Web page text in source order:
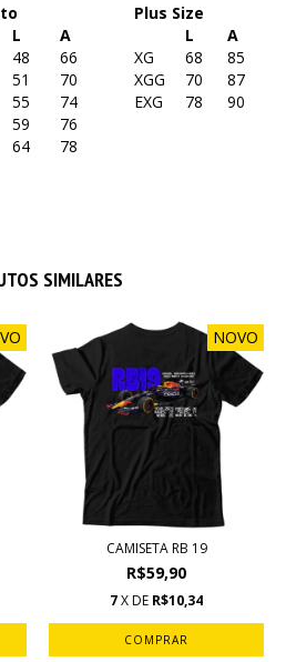
Plus Size
L A L
A
48 66 XG 68
85
51 70 XGG 70
87
55 74 EXG 78
90
59
76
64 78
SIMILARES
NOVO
CAMISETA RB 19
R$59,90
7X DE R$10,34
COMPRAR